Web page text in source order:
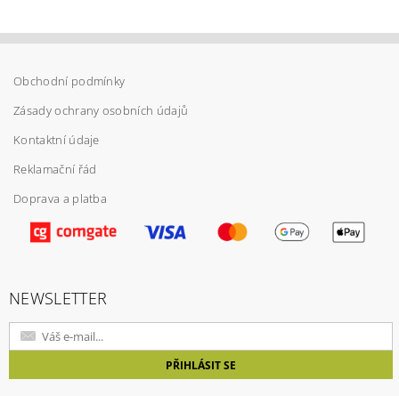
Vložením hodnocení souhlasíte spodmínkami
ochrany osobních údajů
Obchodní podmínky
Zásady ochrany osobních údajů
Kontaktní údaje
Reklamační řád
Doprava a platba
NEWSLETTER